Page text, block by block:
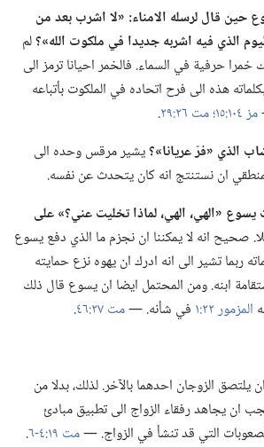
قال لرسله الامناء:‏ «‏لااشرب بعد من
الذي فيه اشربه جديدا في ملكوت الله»؟‏لم
حرفية في السماء.‏ فالخمر احيانا ترمز الى
هذه الى فرح اتحاده في الملكوت بأتباعه
مز ١٠٤:‏١٥؛‏ مت ٢٦:‏٢٩
‏.‏
الذي «فرّ عريانا»؟‏يشير مرقس وحده الى
ان نستنتج انه كان يتحدث عن نفسه.‏
«الهي،‏ الهي،‏ لماذا تخليت عني؟‏» على
صحيح انه لا يمكننا ان نجزم ما الذي دفع يسوع
ربما تشير الى انه ادرك ان يهوه نزع حمايته
ابنه.‏ ومن المحتمل ايضا ان يسوع قال ذلك
المزمور ٢٢:‏١ في شأنه.‏ —‏مت ٢٧:‏٤٦
‏.‏
يلتصق الزوجان احدهما بالآخر.‏ لذلك،‏ بدلا من
ان يجاهد رفقاء الزواج الى تطبيق مبادئ
التي قد تنشأ في الزواج.‏ —‏مت ١٩:‏٤-‏٦
‏.‏